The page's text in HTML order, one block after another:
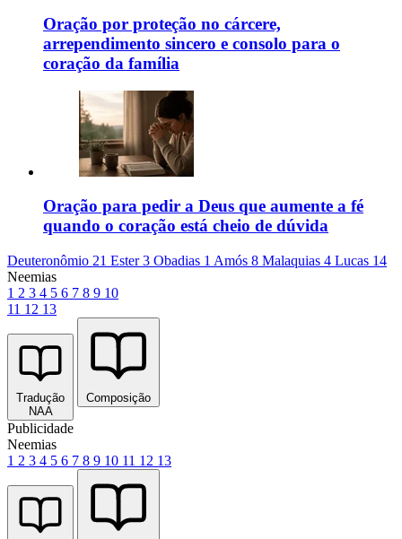
Oração por proteção no cárcere,
arrependimento sincero e consolo para o
coração da família
Oração para pedir a Deus que aumente a fé
quando o coração está cheio de dúvida
Deuteronômio 21 Ester 3 Obadias 1 Amós 8 Malaquias 4 Lucas 14
Neemias
1 2 3 4 5 6 7 8 9 10
11 12 13
Tradução
NAA
Composição
Publicidade
Neemias
1 2 3 4 5 6 7 8 9 10 11 12 13